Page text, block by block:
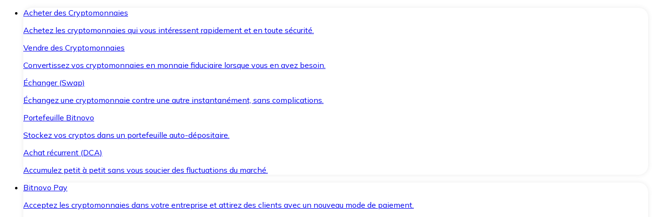
Acheter des Cryptomonnaies
Achetez les cryptomonnaies qui vous intéressent rapidement et en toute sécurité.
Vendre des Cryptomonnaies
Convertissez vos cryptomonnaies en monnaie fiduciaire lorsque vous en avez besoin.
Échanger (Swap)
Échangez une cryptomonnaie contre une autre instantanément, sans complications.
Portefeuille Bitnovo
Stockez vos cryptos dans un portefeuille auto-dépositaire.
Achat récurrent (DCA)
Accumulez petit à petit sans vous soucier des fluctuations du marché.
Bitnovo Pay
Acceptez les cryptomonnaies dans votre entreprise et attirez des clients avec un nouveau mode de paiement.